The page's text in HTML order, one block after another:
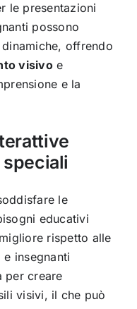
le presentazioni
possono
offrendo
visivoe
e la
le
educativi
rispetto alle
insegnanti
per creare
visivi, il che può